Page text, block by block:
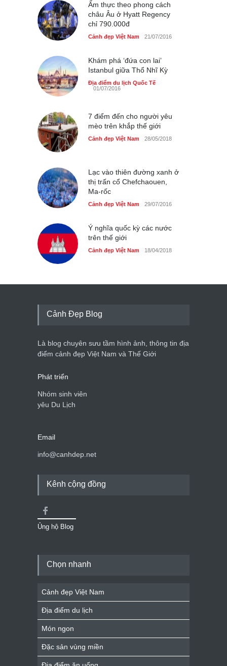
Cảnh đẹp Việt Nam 24/04/2020
Chợ đêm Phú Quốc có nhà
vệ sinh miễn phí
40 xe ôtô du lịch tự lái đầu
tiên qua cửa khẩu Móng Cái
Thực hư cây cầu gỗ dài
nhất Việt Nam bị ‘xóa sổ’
sau lũ
Bún cá thố và bánh canh
cốt dừa miền Tây ở Sài Gòn
Cảnh đẹp Việt Nam
dân dã ở Sài Gòn
Cảnh đẹp Việt Nam
Ẩm thực theo phong cách
châu Âu ở Hyatt Regency
chỉ 790.000đ
Cảnh đẹp Việt Nam 21/07/2016
Khám phá ‘đứa con lai’
Istanbul giữa Thổ Nhĩ Kỳ
Địa điểm du lịch Quốc Tế
01/07/2016
7 điểm đến cho người yêu
mèo trên khắp thế giới
Cảnh đẹp Việt Nam 28/05/2018
Lạc vào thiên đường xanh ở
thị trấn cổ Chefchaouen,
Ma-rốc
Cảnh đẹp Việt Nam 29/07/2016
Ý nghĩa quốc kỳ các nước
trên thế giới
Cảnh đẹp Việt Nam 18/04/2018
Cảnh Đẹp Blog
Là blog chuyên sưu tầm hình ảnh, thông tin địa
điểm cảnh đẹp Việt Nam và Thế Giới
Phát triển
Nhóm sinh viên
yêu Du Lịch
Email
info@canhdep.net
Kênh cộng đồng
Ủng hộ Blog
Chọn nhanh
Cảnh đẹp Việt Nam
Địa điểm du lịch
Món ngon
Đặc sản vùng miền